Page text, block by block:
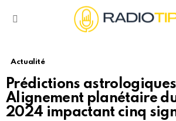
Actualité
Prédictions
Alignement planétaire du
2024 impactant cinq